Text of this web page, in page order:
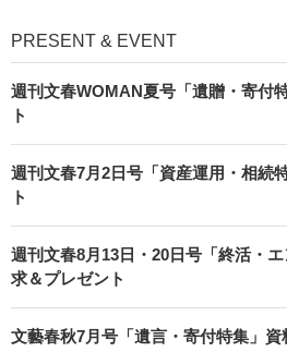
PRESENT & EVENT
週刊文春WOMAN夏号「遺贈・寄付
ト
週刊文春7月2日号「資産運用・相続
ト
週刊文春8月13日・20日号「終活・
求＆プレゼント
文藝春秋7月号「遺言・寄付特集」資